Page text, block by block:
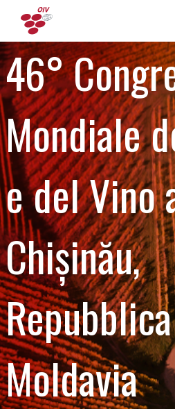
46°
Mondiale
e del Vino
Chișinău,
Moldavia